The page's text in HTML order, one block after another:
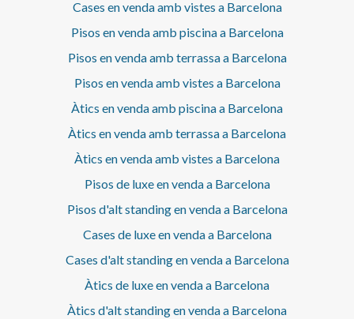
conductes Terres de parquet, que aporten calidesa
Persianes elèctriques Excel·lent aïllament i tancaments
Tot nou, impecable i a estrenar. Un pis que conserva
l'ànima de la Barcelona modernista i ofereix el benestar
desitgen viure l'Eixample amb estil, tranquil·litat i màxima
comoditat, envoltat de la millor oferta de comerços,
ubicacions més desitjades de la ciutat.* En compliment de
la Llei 12/2023 i la Llei 18/2007 informem que:Índex de
R.P.LL: 24,00 € / m2 Respecte a la present propietat no
existeix certificat informatiu estatal de referència dels
d'habitatge en els darrers 5 anys.Aquest propietari
ostenta la condició de gran tenidor.
Cases en venda amb vistes a Barcelona
Pisos en venda amb piscina a Barcelona
Pisos en venda amb terrassa a Barcelona
Pisos en venda amb vistes a Barcelona
Àtics en venda amb piscina a Barcelona
Àtics en venda amb terrassa a Barcelona
Àtics en venda amb vistes a Barcelona
Pisos de luxe en venda a Barcelona
Pisos d'alt standing en venda a Barcelona
Cases de luxe en venda a Barcelona
Cases d'alt standing en venda a Barcelona
Àtics de luxe en venda a Barcelona
Àtics d'alt standing en venda a Barcelona